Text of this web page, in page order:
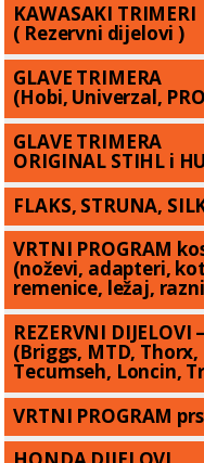
KAWASAKI TRIMERI
( Rezervni dijelovi )
GLAVE TRIMERA
(Hobi, Univerzal,
GLAVE TRIMERA
ORIGINAL STIHL i
FLAKS, STRUNA,
VRTNI PROGRAM
(noževi, adapteri,
remenice, ležaj,
REZERVNI DIJELOVI
(Briggs, MTD, Thorx,
Tecumseh, Loncin,
VRTNI PROGRAM